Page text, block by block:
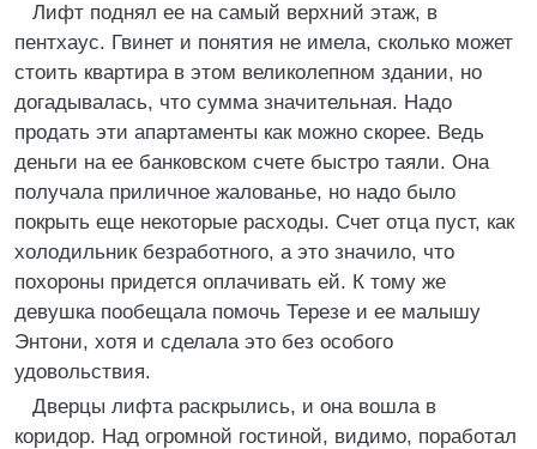
Лифт поднял ее на самый верхний этаж, в
пентхаус. Гвинет и понятия не имела, сколько может
стоить квартира в этом великолепном здании, но
догадывалась, что сумма значительная. Надо
продать эти апартаменты как можно скорее. Ведь
деньги на ее банковском счете быстро таяли. Она
получала приличное жалованье, но надо было
покрыть еще некоторые расходы. Счет отца пуст, как
холодильник безработного, а это значило, что
похороны придется оплачивать ей. К тому же
девушка пообещала помочь Терезе и ее малышу
Энтони, хотя и сделала это без особого
удовольствия.
Дверцы лифта раскрылись, и она вошла в
коридор. Над огромной гостиной, видимо, поработал